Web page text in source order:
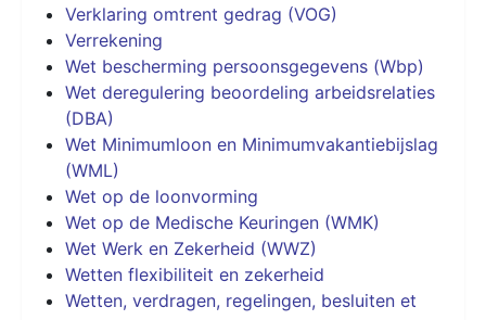
Verklaring omtrent gedrag (VOG)
Verrekening
Wet bescherming persoonsgegevens (Wbp)
Wet deregulering beoordeling arbeidsrelaties
(DBA)
Wet Minimumloon en Minimumvakantiebijslag
(WML)
Wet op de loonvorming
Wet op de Medische Keuringen (WMK)
Wet Werk en Zekerheid (WWZ)
Wetten flexibiliteit en zekerheid
Wetten, verdragen, regelingen, besluiten et